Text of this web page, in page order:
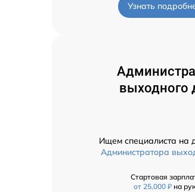
Узнать
выходного
Ищем специалиста на
Администратора
Стартовая
от 25,000 ₽ на